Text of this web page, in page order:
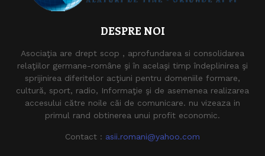
DESPRE NOI
Asociaţia are drept scop , aprofundarea si consolidarea
relaţiilor germane-române şi în acelaşi timp îndeplinirea şi
sprijinirea diferitelor acţiuni pentru domeniile formare,
cultură, sport, radio, Informaţie şi de asemenea realizarea
accesului către noile căi de comunicare. nu vizeaza in
primul rand obtinerea unui profit economic.
Contact : asii.romani@yahoo.com